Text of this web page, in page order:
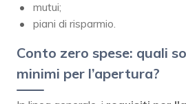
mutui;
piani di risparmio.
Conto zero spese: quali
minimi per l’apertura?